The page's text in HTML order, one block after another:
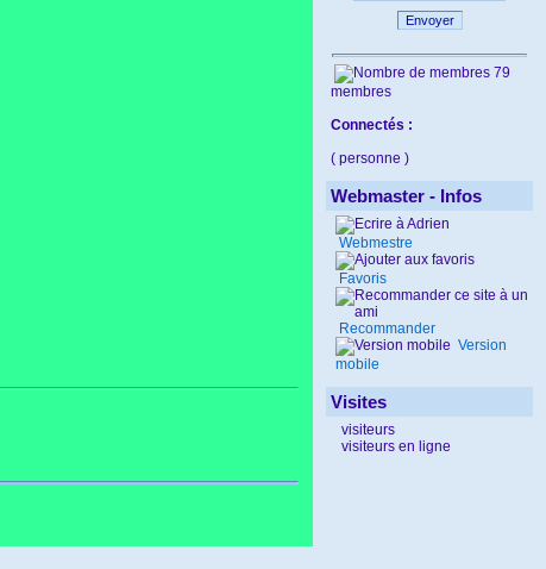
Envoyer
79
membres
Connectés :
( personne )
Webmaster - Infos
Webmestre
Favoris
Recommander
Version
mobile
Visites
visiteurs
visiteurs en ligne